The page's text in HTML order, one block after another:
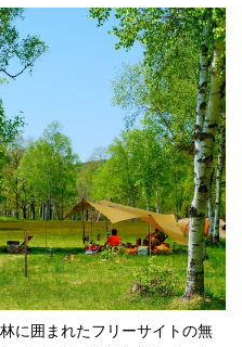
に囲まれたフリーサイトの無